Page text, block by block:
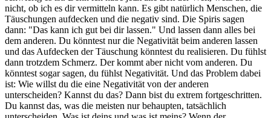
nicht, ob ich es dir vermitteln kann. Es gibt natürlich Menschen, die
Täuschungen aufdecken und die negativ sind. Die Spiris sagen
dann: "Das kann ich gut bei dir lassen." Und lassen dann alles bei
dem anderen. Du könntest nur die Negativität beim anderen lassen
und das Aufdecken der Täuschung könntest du realisieren. Du fühlst
dann trotzdem Schmerz. Der kommt aber nicht vom anderen. Du
könntest sogar sagen, du fühlst Negativität. Und das Problem dabei
ist: Wie willst du die eine Negativität von der anderen
unterscheiden? Kannst du das? Dann bist du extrem fortgeschritten.
Du kannst das, was die meisten nur behaupten, tatsächlich